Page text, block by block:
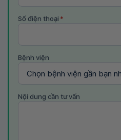
Số điện thoại *
Bệnh viện
Nội dung cần tư vấn